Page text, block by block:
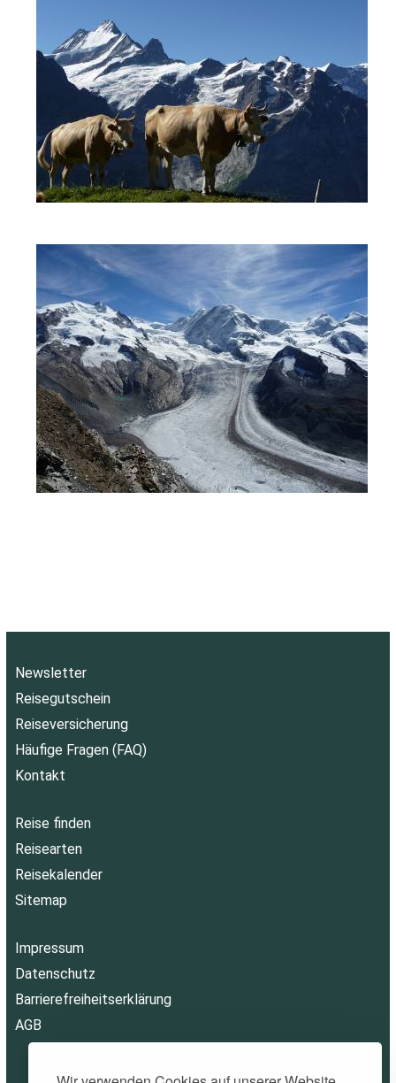
Newsletter
Reisegutschein
Reiseversicherung
Häufige Fragen (FAQ)
Kontakt
Reise finden
Reisearten
Reisekalender
Sitemap
Impressum
Datenschutz
Barrierefreiheitserklärung
AGB